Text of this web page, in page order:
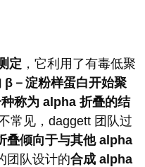
定 ，它利用了有毒低聚
β－淀粉样蛋白开始聚
称为 alpha 折叠的结
常见，daggett 团队过
叠倾向于与其他 alpha
团队设计的合成 alpha